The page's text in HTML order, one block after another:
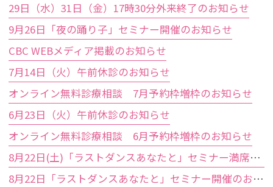
29日（水）31日（金）17時30分外来終了のお知らせ
9月26日「夜の踊り子」セミナー開催のお知らせ
CBC WEBメディア掲載のお知らせ
7月14日（火）午前休診のお知らせ
オンライン無料診療相談 7月予約枠増枠のお知らせ
6月23日（火）午前休診のお知らせ
オンライン無料診療相談 6月予約枠増枠のお知らせ
8月22日(土)「ラストダンスあなたと」セミナー満席のお知らせ
8月22日「ラストダンスあなたと」セミナー開催のお知らせ